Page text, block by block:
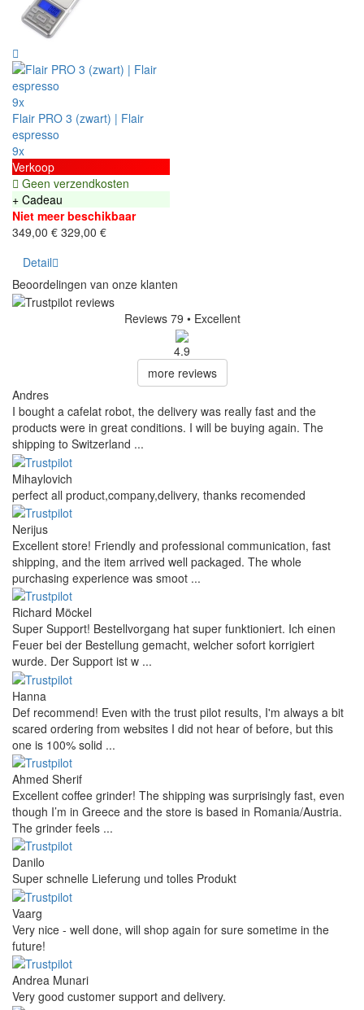
9x
Flair PRO 3 (zwart) | Flair
espresso
9x
Verkoop
Geen verzendkosten
+ Cadeau
Niet meer beschikbaar
349,00 € 329,00 €
Detail
Beoordelingen van onze klanten
Reviews 79 • Excellent
4.9
more reviews
Andres
I bought a cafelat robot, the delivery was really fast and the
products were in great conditions. I will be buying again. The
shipping to Switzerland ...
Mihaylovich
perfect all product,company,delivery, thanks recomended
Nerijus
Excellent store! Friendly and professional communication, fast
shipping, and the item arrived well packaged. The whole
purchasing experience was smoot ...
Richard Möckel
Super Support! Bestellvorgang hat super funktioniert. Ich einen
Feuer bei der Bestellung gemacht, welcher sofort korrigiert
wurde. Der Support ist w ...
Hanna
Def recommend! Even with the trust pilot results, I'm always a bit
scared ordering from websites I did not hear of before, but this
one is 100% solid ...
Ahmed Sherif
Excellent coffee grinder! The shipping was surprisingly fast, even
though I’m in Greece and the store is based in Romania/Austria.
The grinder feels ...
Danilo
Super schnelle Lieferung und tolles Produkt
Vaarg
Very nice - well done, will shop again for sure sometime in the
future!
Andrea Munari
Very good customer support and delivery.